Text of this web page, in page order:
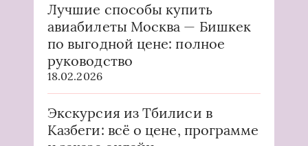
Лучшие способы купить
авиабилеты Москва — Бишкек
по выгодной цене: полное
руководство
18.02.2026
Экскурсия из Тбилиси в
Казбеги: всё о цене, программе